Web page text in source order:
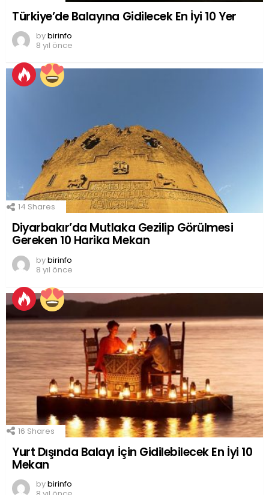
Türkiye’de Balayına Gidilecek En İyi 10 Yer
bybirinfo
8 yıl önce
14 Shares
Diyarbakır’da Mutlaka Gezilip Görülmesi
Gereken 10 Harika Mekan
bybirinfo
8 yıl önce
16 Shares
Yurt Dışında Balayı İçin Gidilebilecek En İyi 10
Mekan
bybirinfo